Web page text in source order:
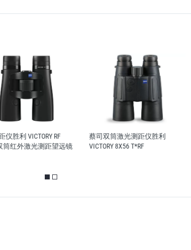
RF
光测距望远镜
蔡司双筒激光测距仪胜利
VICTORY 8X56 T*RF
蔡司